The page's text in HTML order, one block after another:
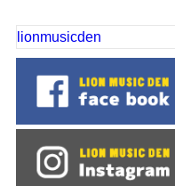
lionmusicden